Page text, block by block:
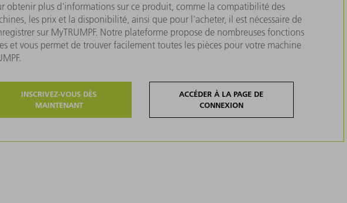
obtenir plus d'informations sur ce produit, comme la compatibilité des
les prix et la disponibilité, ainsi que pour l'acheter, il est nécessaire de
sur MyTRUMPF. Notre plateforme propose de nombreuses fonctions
et vous permet de trouver facilement toutes les pièces pour votre machine
INSCRIVEZ-VOUS DÈS
MAINTENANT
ACCÉDER À LA PAGE DE
CONNEXION